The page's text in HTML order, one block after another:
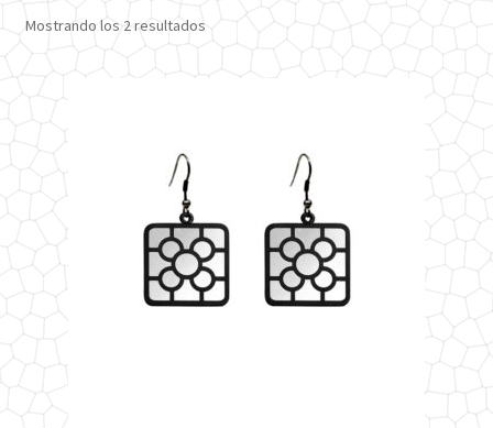
Mostrando los 2 resultadosOrdenado
por
los